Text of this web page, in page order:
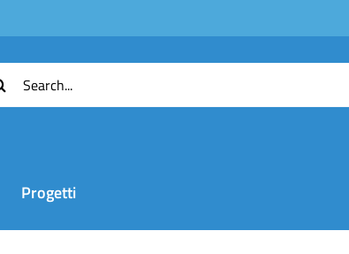
Progetti